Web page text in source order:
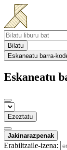
Bilatu
Eskaneatu barra-
Eskaneatu
Ezeztatu
Jakinarazpenak
Erabiltzaile-izena: